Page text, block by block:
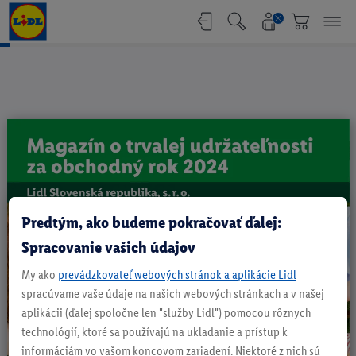
Online brožúra - Magazín o
Predtým, ako budeme pokračovať ďalej:
Spracovanie vašich údajov
My ako prevádzkovateľ webových stránok a aplikácie Lidl
spracúvame vaše údaje na našich webových stránkach a v našej
aplikácii (ďalej spoločne len "služby Lidl") pomocou rôznych
technológií, ktoré sa používajú na ukladanie a prístup k
informáciám vo vašom koncovom zariadení. Niektoré z nich sú